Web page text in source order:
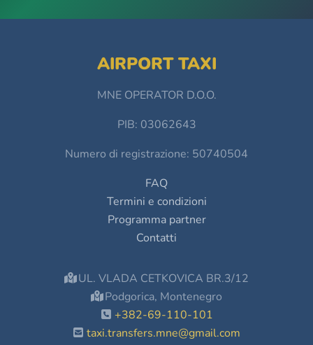
AIRPORT TAXI
MNE OPERATOR D.O.O.
PIB: 03062643
Numero di registrazione: 50740504
FAQ
Termini e condizioni
Programma partner
Contatti
UL. VLADA CETKOVICA BR.3/12
Podgorica, Montenegro
+382-69-110-101
taxi.transfers.mne@gmail.com